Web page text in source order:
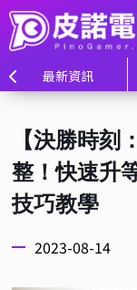
最新資訊
【決勝時
整！快速升
技巧教學
2023-08-14